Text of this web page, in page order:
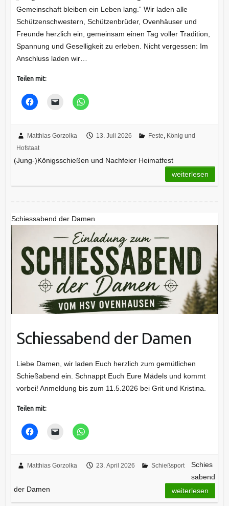
Gemeinschaft bleiben ein Leben lang.“ Wir laden alle
Schützenschwestern, Schützenbrüder, Ovenhäuser und
Freunde herzlich ein, gemeinsam einen Tag voller Tradition,
Spannung und Geselligkeit zu erleben. Nicht vergessen: Im
Anschluss laden wir…
Teilen mit:
Matthias Gorzolka 13. Juli 2026 Feste, König und
Hofstaat
(Jung-)Königsschießen und Nachfeier Heimatfest
weiterlesen
Schiessabend der Damen
Schiessabend der Damen
Liebe Damen, wir laden Euch herzlich zum gemütlichen
Schießabend ein. Schnappt Euch Eure Mädels und kommt
vorbei! Anmeldung bis zum 11.5.2026 bei Grit und Kristina.
Teilen mit:
Matthias Gorzolka 23. April 2026 Schießsport
Schies
sabend
der Damen
weiterlesen